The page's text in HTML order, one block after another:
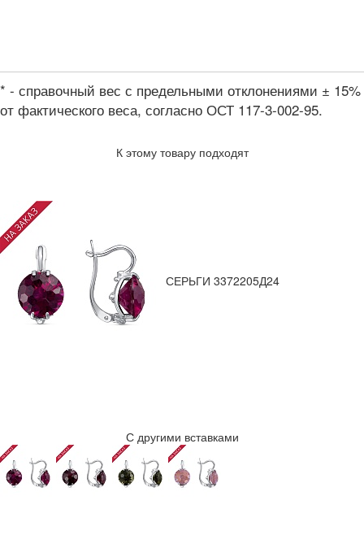
* - справочный вес с предельными отклонениями ± 15%
от фактического веса, согласно ОСТ 117-3-002-95.
К этому товару подходят
СЕРЬГИ 3372205Д24
С другими вставками